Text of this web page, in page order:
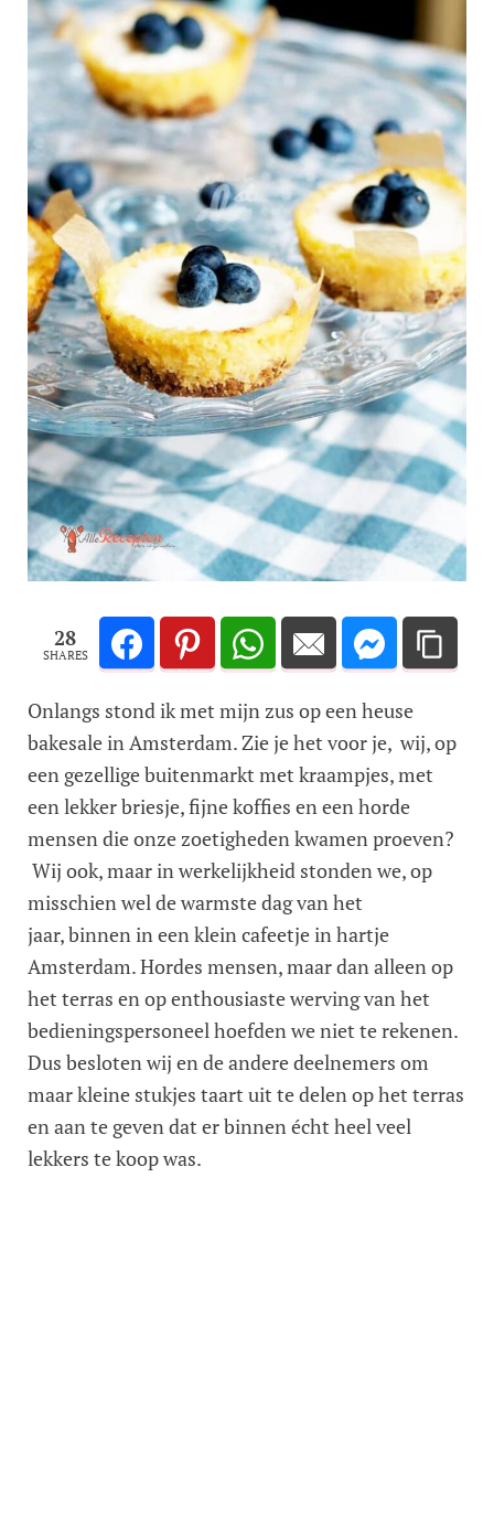
28
SHARES
Onlangs stond ik met mijn zus op een heuse
bakesale in Amsterdam. Zie je het voor je, wij, op
een gezellige buitenmarkt met kraampjes, met
een lekker briesje, fijne koffies en een horde
mensen die onze zoetigheden kwamen proeven?
Wij ook, maar in werkelijkheid stonden we, op
misschien wel de warmste dag van het
jaar, binnen in een klein cafeetje in hartje
Amsterdam. Hordes mensen, maar dan alleen op
het terras en op enthousiaste werving van het
bedieningspersoneel hoefden we niet te rekenen.
Dus besloten wij en de andere deelnemers om
maar kleine stukjes taart uit te delen op het terras
en aan te geven dat er binnen écht heel veel
lekkers te koop was.